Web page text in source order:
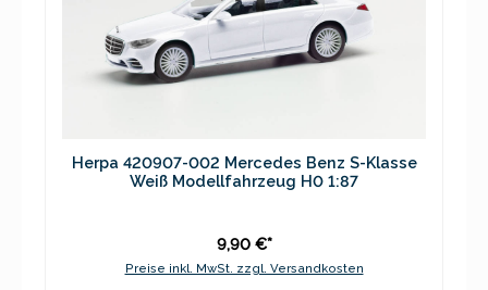
Herpa 420907-002 Mercedes Benz S-Klasse
Weiß Modellfahrzeug H0 1:87
9,90 €*
Preise inkl. MwSt. zzgl. Versandkosten